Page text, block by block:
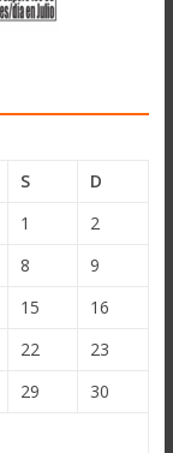
S
D
1
2
8
9
15
16
22
23
29
30